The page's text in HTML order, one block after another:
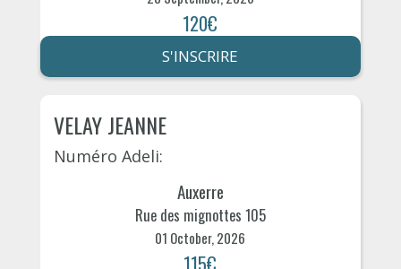
120€
S'INSCRIRE
VELAY JEANNE
Numéro Adeli:
Auxerre
Rue des mignottes 105
01 October, 2026
115€